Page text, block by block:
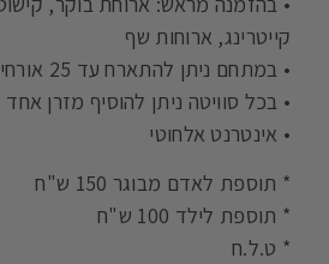
קייטרינג, ארוחות שף
• במתחם ניתן להתארח עד 25 אורחים בסך הכל
• בכל סוויטה ניתן להוסיף מזרן אחד
• אינטרנט אלחוטי
* תוספת לאדם מבוגר 150 ש"ח
* תוספת לילד 100 ש"ח
* ט.ל.ח